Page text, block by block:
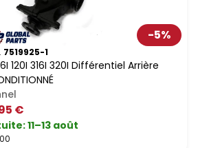
-5%
7519925-1
120I 316I 320I Différentiel Arrière
€
:11–13 août